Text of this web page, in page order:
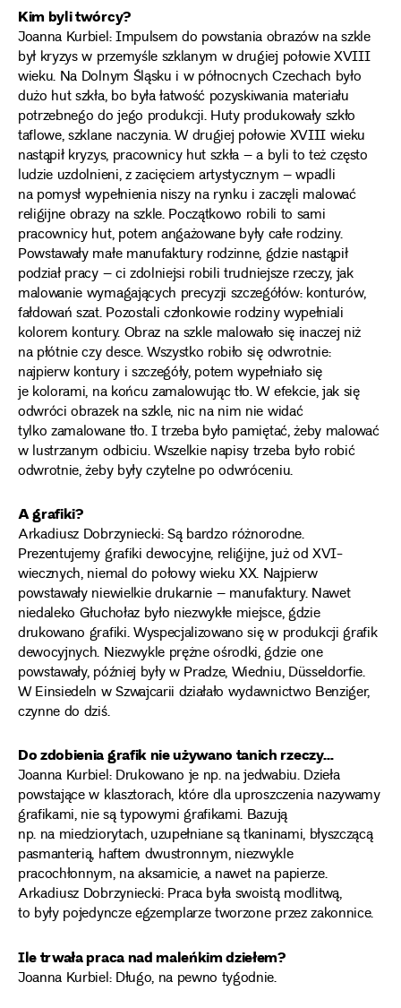
Kim byli twórcy?
Joanna Kurbiel: Impulsem do powstania obrazów na szkle
był kryzys w przemyśle szklanym w drugiej połowie XVIII
wieku. Na Dolnym Śląsku i w północnych Czechach było
dużo hut szkła, bo była łatwość pozyskiwania materiału
potrzebnego do jego produkcji. Huty produkowały szkło
taflowe, szklane naczynia. W drugiej połowie XVIII wieku
nastąpił kryzys, pracownicy hut szkła – a byli to też często
ludzie uzdolnieni, z zacięciem artystycznym – wpadli
na pomysł wypełnienia niszy na rynku i zaczęli malować
religijne obrazy na szkle. Początkowo robili to sami
pracownicy hut, potem angażowane były całe rodziny.
Powstawały małe manufaktury rodzinne, gdzie nastąpił
podział pracy – ci zdolniejsi robili trudniejsze rzeczy, jak
malowanie wymagających precyzji szczegółów: konturów,
fałdowań szat. Pozostali członkowie rodziny wypełniali
kolorem kontury. Obraz na szkle malowało się inaczej niż
na płótnie czy desce. Wszystko robiło się odwrotnie:
najpierw kontury i szczegóły, potem wypełniało się
je kolorami, na końcu zamalowując tło. W efekcie, jak się
odwróci obrazek na szkle, nic na nim nie widać
tylko zamalowane tło. I trzeba było pamiętać, żeby malować
w lustrzanym odbiciu. Wszelkie napisy trzeba było robić
odwrotnie, żeby były czytelne po odwróceniu.
A grafiki?
Arkadiusz Dobrzyniecki: Są bardzo różnorodne.
Prezentujemy grafiki dewocyjne, religijne, już od XVI-
wiecznych, niemal do połowy wieku XX. Najpierw
powstawały niewielkie drukarnie – manufaktury. Nawet
niedaleko Głuchołaz było niezwykłe miejsce, gdzie
drukowano grafiki. Wyspecjalizowano się w produkcji grafik
dewocyjnych. Niezwykle prężne ośrodki, gdzie one
powstawały, później były w Pradze, Wiedniu, Düsseldorfie.
W Einsiedeln w Szwajcarii działało wydawnictwo Benziger,
czynne do dziś.
Do zdobienia grafik nie używano tanich rzeczy…
Joanna Kurbiel: Drukowano je np. na jedwabiu. Dzieła
powstające w klasztorach, które dla uproszczenia nazywamy
grafikami, nie są typowymi grafikami. Bazują
np. na miedziorytach, uzupełniane są tkaninami, błyszczącą
pasmanterią, haftem dwustronnym, niezwykle
pracochłonnym, na aksamicie, a nawet na papierze.
Arkadiusz Dobrzyniecki: Praca była swoistą modlitwą,
to były pojedyncze egzemplarze tworzone przez zakonnice.
Ile trwała praca nad maleńkim dziełem?
Joanna Kurbiel: Długo, na pewno tygodnie.